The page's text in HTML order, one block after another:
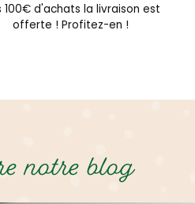
100€ d'achats la livraison est
offerte ! Profitez-en !
notre blog